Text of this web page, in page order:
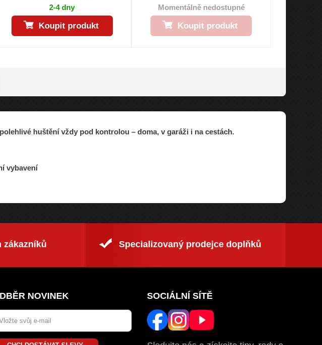
2-4 dny
Koupit produkt
Momentálně nedostupné
Koupit produkt
huštění vždy pod kontrolou – doma, v garáži i na cestách.
vybavení
zákazníků Specializovaný prodejce doplňků
NOVINEK SOCIÁLNÍ SÍTĚ